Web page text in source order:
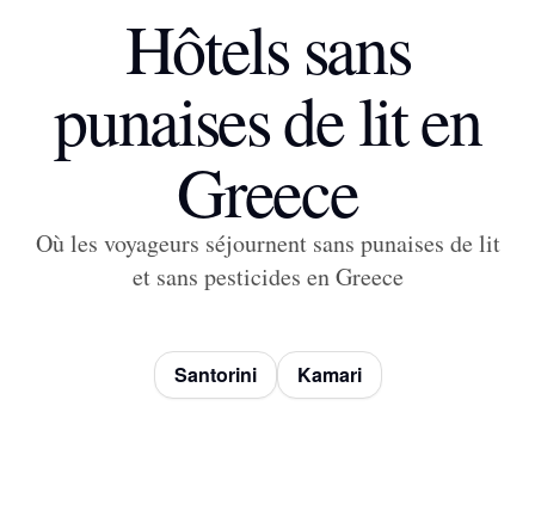
Hôtels sans
punaises de lit en
Greece
Où les voyageurs séjournent sans punaises de lit
et sans pesticides en Greece
Santorini Kamari